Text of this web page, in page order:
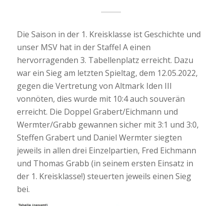
Die Saison in der 1. Kreisklasse ist Geschichte und
unser MSV hat in der Staffel A einen
hervorragenden 3. Tabellenplatz erreicht. Dazu
war ein Sieg am letzten Spieltag, dem 12.05.2022,
gegen die Vertretung von Altmark Iden III
vonnöten, dies wurde mit 10:4 auch souverän
erreicht. Die Doppel Grabert/Eichmann und
Wermter/Grabb gewannen sicher mit 3:1 und 3:0,
Steffen Grabert und Daniel Wermter siegten
jeweils in allen drei Einzelpartien, Fred Eichmann
und Thomas Grabb (in seinem ersten Einsatz in
der 1. Kreisklasse!) steuerten jeweils einen Sieg
bei.